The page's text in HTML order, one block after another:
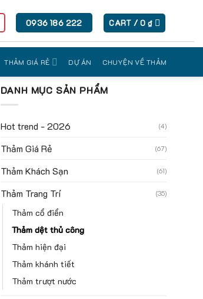
0936 186 222 CART /0 ₫
THẢM GIÁ RẺ DỰ ÁN CHUYỆN VỀ THẢM
DANH MỤC SẢN PHẨM
Hot trend - 2026 (4)
Thảm Giá Rẻ (67)
Thảm Khách Sạn (61)
Thảm Trang Trí (35)
Thảm cổ điển
Thảm dệt thủ công
Thảm hiện đại
Thảm khánh tiết
Thảm trượt nước